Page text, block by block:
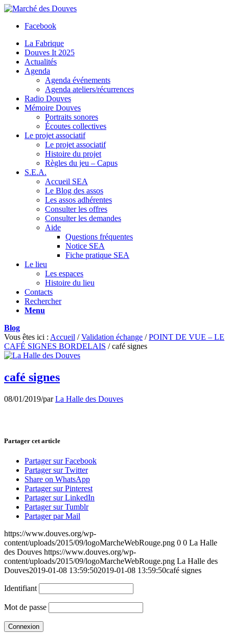
Facebook
La Fabrique
Douves It 2025
Actualités
Agenda
Agenda événements
Agenda ateliers/récurrences
Radio Douves
Mémoire Douves
Portraits sonores
Écoutes collectives
Le projet associatif
Le projet associatif
Histoire du projet
Règles du jeu – Capus
S.E.A.
Accueil SEA
Le Blog des assos
Les assos adhérentes
Consulter les offres
Consulter les demandes
Aide
Questions fréquentes
Notice SEA
Fiche pratique SEA
Le lieu
Les espaces
Histoire du lieu
Contacts
Rechercher
Menu
Blog
Vous êtes ici : Accueil / Validation échange / POINT DE VUE – LE
CAFÉ SIGNES BORDELAIS / café signes
café signes
08/01/2019/parLa Halle des Douves
Partager cet article
Partager sur Facebook
Partager sur Twitter
Share on WhatsApp
Partager sur Pinterest
Partager sur LinkedIn
Partager sur Tumblr
Partager par Mail
https://www.douves.org/wp-
content/uploads/2015/09/logoMarcheWebRouge.png 0 0 La Halle
des Douves https://www.douves.org/wp-
content/uploads/2015/09/logoMarcheWebRouge.png La Halle des
Douves2019-01-08 13:59:502019-01-08 13:59:50café signes
Identifiant
Mot de passe